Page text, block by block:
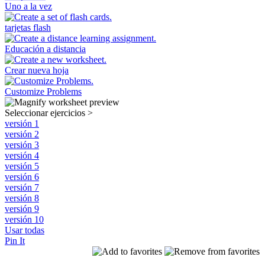
Uno a la vez
tarjetas flash
Educación a distancia
Crear nueva hoja
Customize Problems
Seleccionar ejercicios >
versión 1
versión 2
versión 3
versión 4
versión 5
versión 6
versión 7
versión 8
versión 9
versión 10
Usar todas
Pin It